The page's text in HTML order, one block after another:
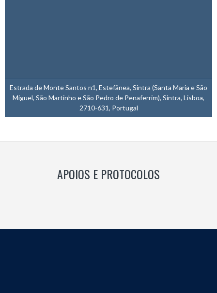
Estrada de Monte Santos n1, Estefânea, Sintra (Santa Maria e São
Miguel, São Martinho e São Pedro de Penaferrim), Sintra, Lisboa,
2710-631, Portugal
APOIOS E PROTOCOLOS